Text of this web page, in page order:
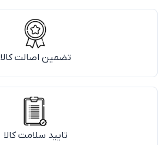
تضمین اصالت کالا
تایید سلامت کالا